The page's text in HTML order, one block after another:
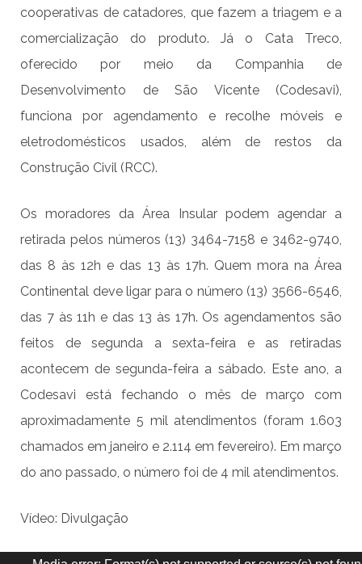
cooperativas de catadores, que fazem a triagem e a
comercialização do produto. Já o Cata Treco,
oferecido por meio da Companhia de
Desenvolvimento de São Vicente (Codesavi),
funciona por agendamento e recolhe móveis e
eletrodomésticos usados, além de restos da
Construção Civil (RCC).
Os moradores da Área Insular podem agendar a
retirada pelos números (13) 3464-7158 e 3462-9740,
das 8 às 12h e das 13 às 17h. Quem mora na Área
Continental deve ligar para o número (13) 3566-6546,
das 7 às 11h e das 13 às 17h. Os agendamentos são
feitos de segunda a sexta-feira e as retiradas
acontecem de segunda-feira a sábado. Este ano, a
Codesavi está fechando o mês de março com
aproximadamente 5 mil atendimentos (foram 1.603
chamados em janeiro e 2.114 em fevereiro). Em março
do ano passado, o número foi de 4 mil atendimentos.
Vídeo: Divulgação
Tocador